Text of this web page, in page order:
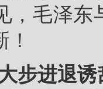
，毛泽东
步进退